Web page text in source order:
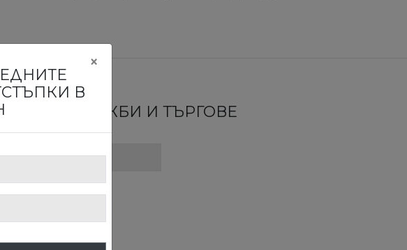
ИЗЛОЖБИ И ТЪРГОВЕ
В
×